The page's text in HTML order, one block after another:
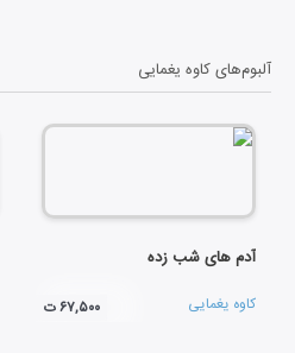
آلبوم‌هایکاوه یغمایی
آدم های شب زده
کاوه یغمایی ۶۷,۵۰۰ ت